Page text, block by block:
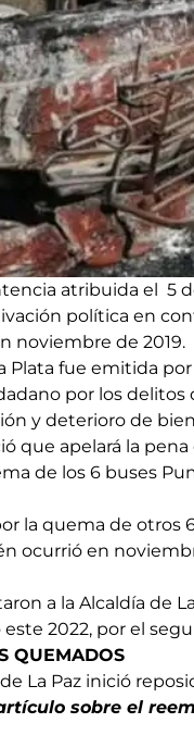
atribuida el 5
política en
noviembre de 2019.
Plata fue emitida
por los delitos
y deterioro de
que apelará la
de los 6 buses
la quema de
ocurrió en
a la Alcaldía de
2022, por el
QUEMADOS
La Paz inició
sobre el